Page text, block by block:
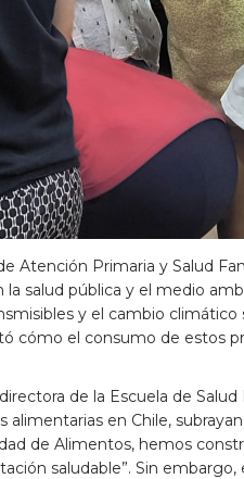
Atención Primaria y Salud
salud pública y el medio
y el cambio
cómo el consumo de estos
de la Escuela de
en Chile,
de Alimentos, hemos
saludable”. Sin